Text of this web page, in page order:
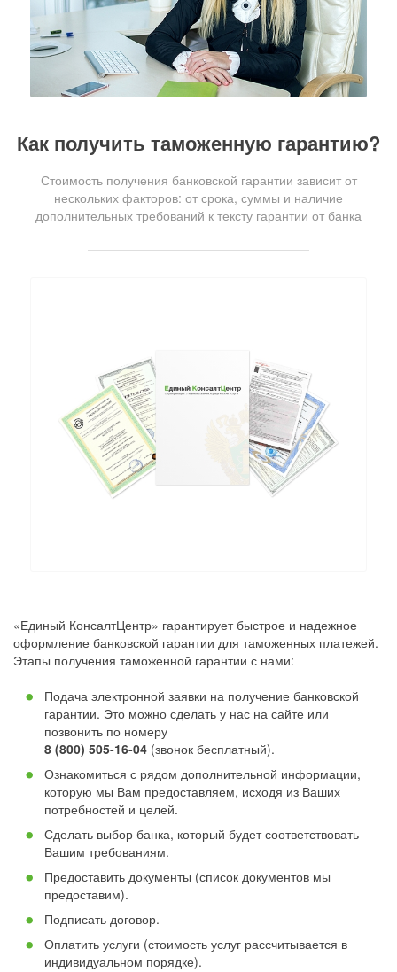
Как получить таможенную гарантию?
Стоимость получения банковской гарантии зависит от
нескольких факторов: от срока, суммы и наличие
дополнительных требований к тексту гарантии от банка
«Единый КонсалтЦентр» гарантирует быстрое и надежное
оформление банковской гарантии для таможенных платежей.
Этапы получения таможенной гарантии с нами:
Подача электронной заявки на получение банковской
гарантии. Это можно сделать у нас на сайте или
позвонить по номеру
8 (800) 505-16-04 (звонок бесплатный).
Ознакомиться с рядом дополнительной информации,
которую мы Вам предоставляем, исходя из Ваших
потребностей и целей.
Сделать выбор банка, который будет соответствовать
Вашим требованиям.
Предоставить документы (список документов мы
предоставим).
Подписать договор.
Оплатить услуги (стоимость услуг рассчитывается в
индивидуальном порядке).